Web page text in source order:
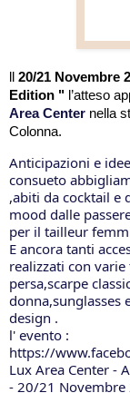
ll 20/21 Novembre
Edition " l’atteso
Area Center nella
Colonna.
Anticipazioni e
consueto
,abiti da cocktail e
mood dalle
per il tailleur
E ancora tanti
realizzati con
persa,scarpe
donna,sunglasses
design .
l' evento :
https://
Lux Area Center -
- 20/21 Novembre